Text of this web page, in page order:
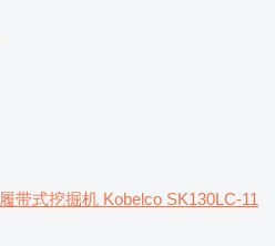
履带式挖掘机 Kobelco SK130LC-11